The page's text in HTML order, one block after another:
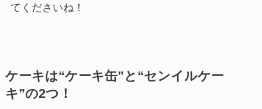
てくださいね！
ケーキは“ケーキ缶”と“センイルケー
キ”の2つ！